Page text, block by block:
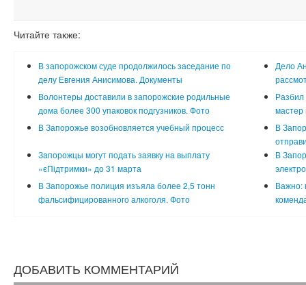
Читайте также:
В запорожском суде продолжилось заседание по
делу Евгения Анисимова. Документы
Дело
Волонтеры доставили в запорожские родильные
дома более 300 упаковок подгузников. Фото
Разбил
мастер
В Запорожье возобновляется учебный процесс
В
Запорожцы могут подать заявку на выплату
«єПідтримки» до 31 марта
В
В Запорожье полиция изъяла более 2,5 тонн
фальсифицированного алкоголя. Фото
Важно:
ДОБАВИТЬ КОММЕНТАРИЙ